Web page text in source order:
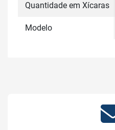
Quantidade em Xícaras
Modelo